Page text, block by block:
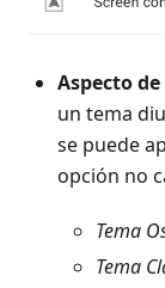
Aspecto
un tema
se puede
opción no
Tema
Tema